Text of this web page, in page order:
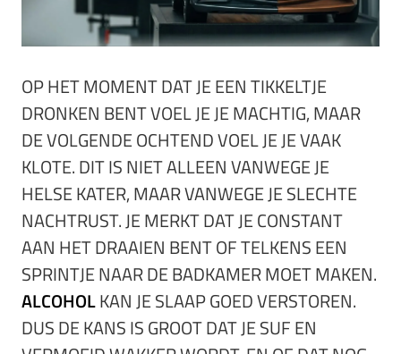
OP HET MOMENT DAT JE EEN TIKKELTJE
DRONKEN BENT VOEL JE JE MACHTIG, MAAR
DE VOLGENDE OCHTEND VOEL JE JE VAAK
KLOTE. DIT IS NIET ALLEEN VANWEGE JE
HELSE KATER, MAAR VANWEGE JE SLECHTE
NACHTRUST. JE MERKT DAT JE CONSTANT
AAN HET DRAAIEN BENT OF TELKENS EEN
SPRINTJE NAAR DE BADKAMER MOET MAKEN.
ALCOHOLKAN JE SLAAP GOED VERSTOREN.
DUS DE KANS IS GROOT DAT JE SUF EN